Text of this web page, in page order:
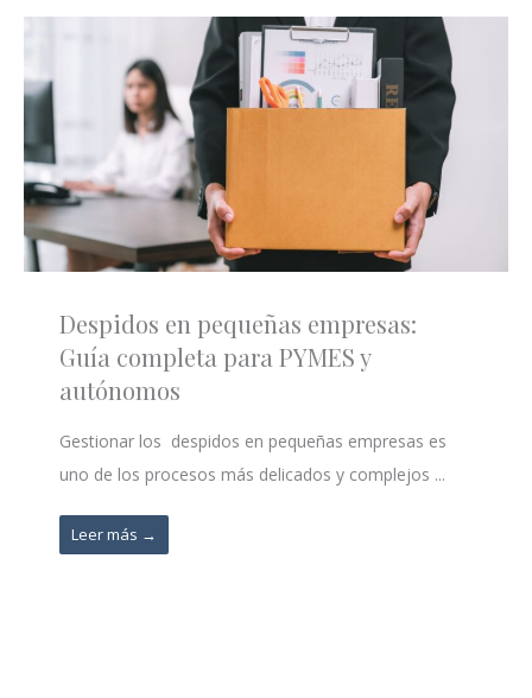
Despidos en pequeñas empresas:
Guía completa para PYMES y
autónomos
Gestionar los despidos en pequeñas empresas es
uno de los procesos más delicados y complejos ...
Leer más →